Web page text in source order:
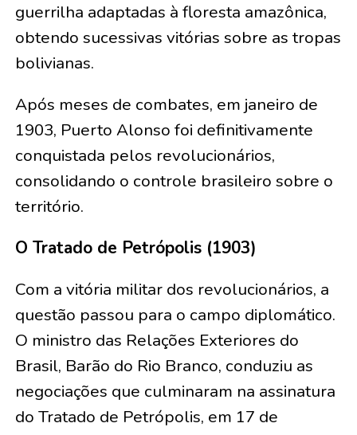
guerrilha adaptadas à floresta amazônica,
obtendo sucessivas vitórias sobre as tropas
bolivianas.
Após meses de combates, em janeiro de
1903, Puerto Alonso foi definitivamente
conquistada pelos revolucionários,
consolidando o controle brasileiro sobre o
território.
O Tratado de Petrópolis (1903)
Com a vitória militar dos revolucionários, a
questão passou para o campo diplomático.
O ministro das Relações Exteriores do
Brasil, Barão do Rio Branco, conduziu as
negociações que culminaram na assinatura
do Tratado de Petrópolis, em 17 de